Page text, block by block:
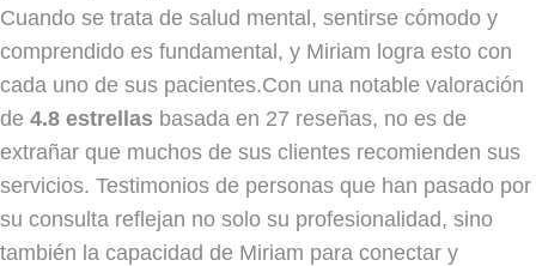
Cuando se trata de salud mental, sentirse cómodo y
comprendido es fundamental, y Miriam logra esto con
cada uno de sus pacientes.Con una notable valoración
de 4.8 estrellas basada en 27 reseñas, no es de
extrañar que muchos de sus clientes recomienden sus
servicios. Testimonios de personas que han pasado por
su consulta reflejan no solo su profesionalidad, sino
también la capacidad de Miriam para conectar y